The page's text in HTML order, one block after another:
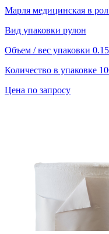
Марля медицинская в
Вид упаковки рулон
Объем / вес упаковки
Количество в упаковке
Цена по запросу